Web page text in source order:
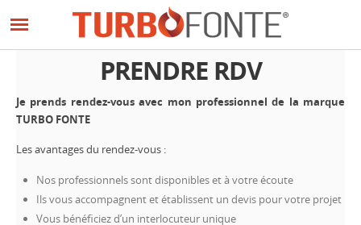
au
PRENDRE RDV
Je prends rendez-vous avec mon professionnel de la marque
TURBO FONTE
Les avantages du rendez-vous :
Nos professionnels sont disponibles et à votre écoute
Ils vous accompagnent et établissent un devis pour votre projet
Vous bénéficiez d’un interlocuteur unique
Panneau de gestion des cookies